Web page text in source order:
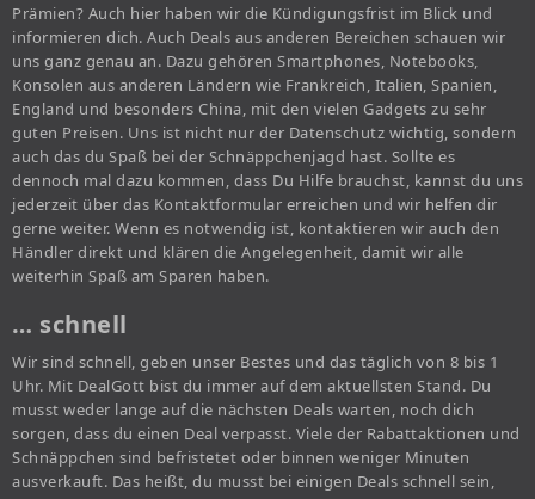
Prämien? Auch hier haben wir die Kündigungsfrist im Blick und
informieren dich. Auch Deals aus anderen Bereichen schauen wir
uns ganz genau an. Dazu gehören Smartphones, Notebooks,
Konsolen aus anderen Ländern wie Frankreich, Italien, Spanien,
England und besonders China, mit den vielen Gadgets zu sehr
guten Preisen. Uns ist nicht nur der Datenschutz wichtig, sondern
auch das du Spaß bei der Schnäppchenjagd hast. Sollte es
dennoch mal dazu kommen, dass Du Hilfe brauchst, kannst du uns
jederzeit über das Kontaktformular erreichen und wir helfen dir
gerne weiter. Wenn es notwendig ist, kontaktieren wir auch den
Händler direkt und klären die Angelegenheit, damit wir alle
weiterhin Spaß am Sparen haben.
… schnell
Wir sind schnell, geben unser Bestes und das täglich von 8 bis 1
Uhr. Mit DealGott bist du immer auf dem aktuellsten Stand. Du
musst weder lange auf die nächsten Deals warten, noch dich
sorgen, dass du einen Deal verpasst. Viele der Rabattaktionen und
Schnäppchen sind befristetet oder binnen weniger Minuten
ausverkauft. Das heißt, du musst bei einigen Deals schnell sein,